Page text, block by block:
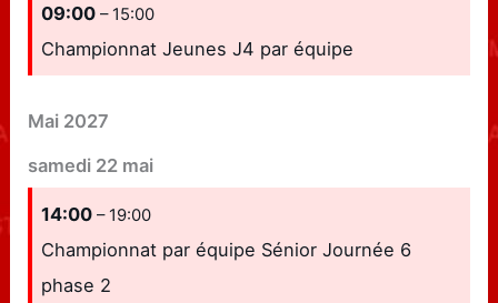
09:00– 15:00
Championnat Jeunes J4 par équipe
Mai 2027
samedi 22 mai
14:00– 19:00
Championnat par équipe Sénior Journée 6
phase 2